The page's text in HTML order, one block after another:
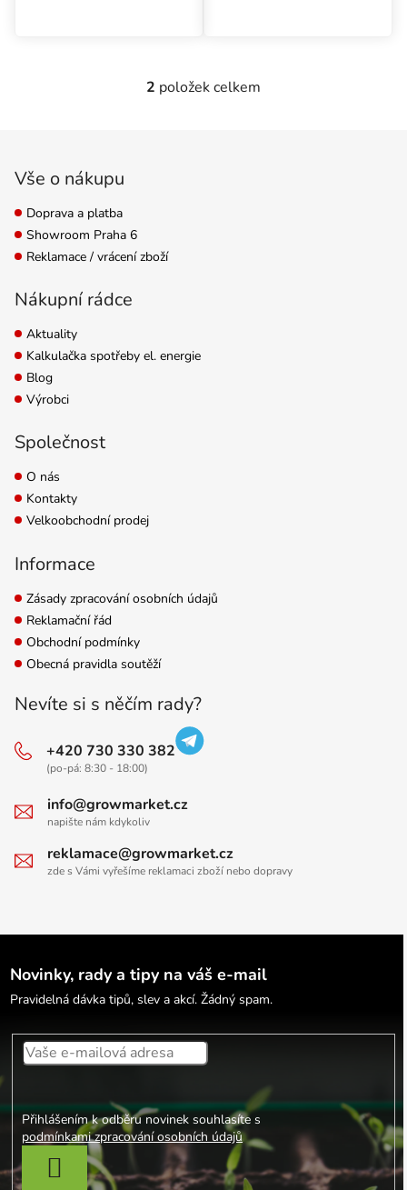
pěstování doma i venku.
Ovládací prvky výpisu
2 položek celkem
Vše o nákupu
Doprava a platba
Showroom Praha 6
Reklamace / vrácení zboží
Nákupní rádce
Aktuality
Kalkulačka spotřeby el. energie
Blog
Výrobci
Společnost
O nás
Kontakty
Velkoobchodní prodej
Informace
Zásady zpracování osobních údajů
Reklamační řád
Obchodní podmínky
Obecná pravidla soutěží
Nevíte si s něčím rady?
+420 730 330 382
(po-pá: 8:30 - 18:00)
info@growmarket.cz
napište nám kdykoliv
reklamace@growmarket.cz
zde s Vámi vyřešíme reklamaci zboží nebo dopravy
Novinky, rady a tipy na váš e-mail
Pravidelná dávka tipů, slev a akcí. Žádný spam.
Přihlášením k odběru novinek souhlasíte s
podmínkami zpracování osobních údajů